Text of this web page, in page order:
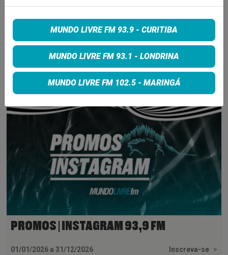
INSCREVA-SE
PROMOS | INSTAGRAM 93,9 FM
01/01/2026 a 31/12/2026 Inscreva-se >
MUNDO LIVRE FM 93.9 - CURITIBA
MUNDO LIVRE FM 93.1 - LONDRINA
MUNDO LIVRE FM 102.5 - MARINGÁ